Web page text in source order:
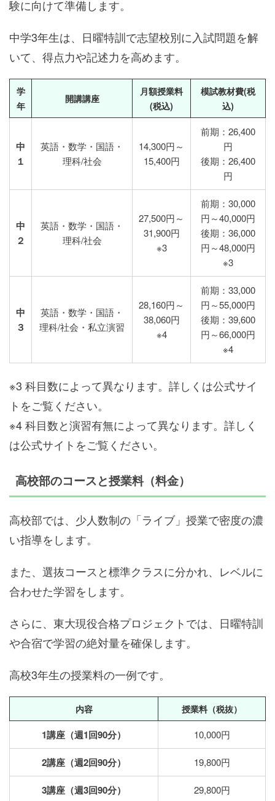
験に向けて準備します。
中学3年生は、日曜特訓で志望校別に入試問題を解
いて、得点力や記述力を高めます。
学
年
開講講座
月額授業料
(税込)
模試教材費(税
込)
中
１
英語・数学・国語・
理科/社会
14,300円～
15,400円
前期：26,400
円
後期：26,400
円
中
２
英語・数学・国語・
理科/社会
27,500円～
31,900円
※3
前期：30,000
円～40,000円
後期：36,000
円～48,000円
※3
中
３
英語・数学・国語・
理科/社会・私立演習
28,160円～
38,060円
※4
前期：33,000
円～55,000円
後期：39,600
円～66,000円
※4
※3 科目数によって異なります。詳しくは公式サイ
トをご覧ください。
※4 科目数と演習有無によって異なります。詳しく
は公式サイトをご覧ください。
高校部のコースと授業料（料金）
高校部では、少人数制の「ライブ」授業で密度の濃
い指導をします。
また、選抜コースと標準クラスに分かれ、レベルに
合わせた学習をします。
さらに、東大現役合格プロジェクトでは、日曜特訓
や合宿で学習の絶対量を確保します。
高校3年生の授業料の一例です。
内容 授業料（税抜）
1講座（週1回90分） 10,000円
2講座（週2回90分） 19,800円
3講座（週3回90分） 29,800円